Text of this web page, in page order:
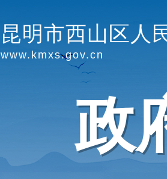
昆明市西山区人
www.kmxs.gov.cn
政